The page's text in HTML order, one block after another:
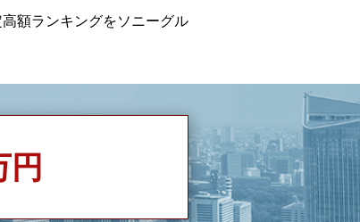
額ランキングをソニーグル
円